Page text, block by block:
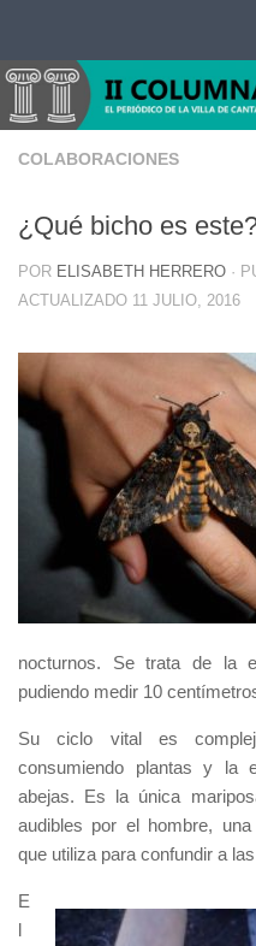
COLABORACIONES
¿Qué bicho es
POR ELISABETH HERRERO ·
ACTUALIZADO 11 JULIO, 2016
nocturnos. Se trata de la
pudiendo medir 10
Su ciclo vital es
consumiendo plantas y la
abejas. Es la única
audibles por el hombre,
que utiliza para confundir a
E
l